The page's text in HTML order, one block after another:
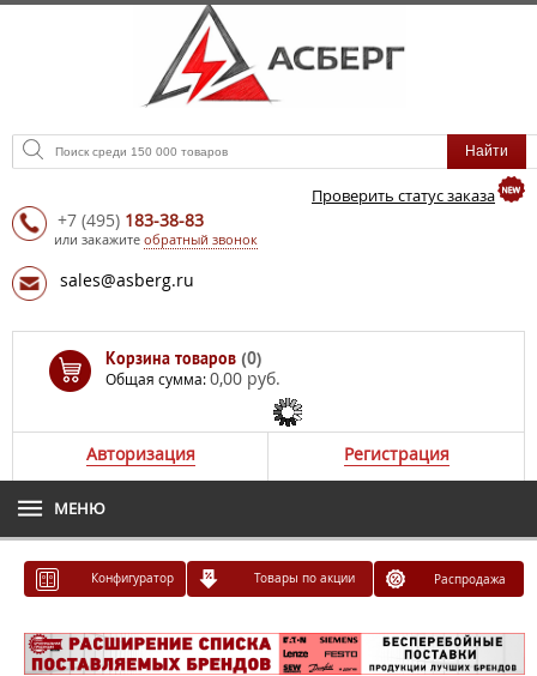
Проверить статус заказа
+7 (495) 183-38-83
или закажите обратный звонок
sales@asberg.ru
Корзина товаров (0)
Общая сумма:0,00 руб.
Авторизация Регистрация
МЕНЮ
Конфигуратор Товары по акции Распродажа